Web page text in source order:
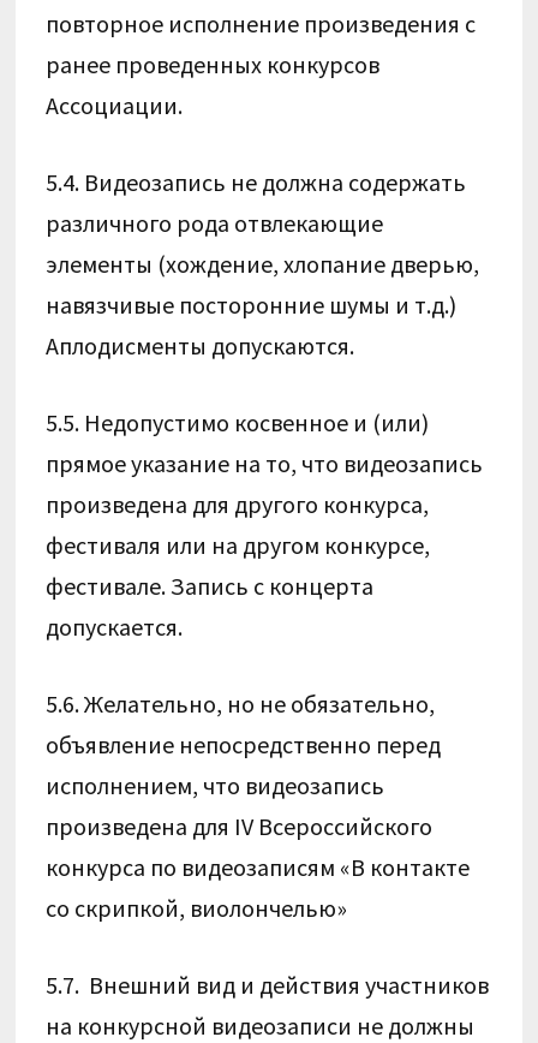
повторное исполнение произведения с
ранее проведенных конкурсов
Ассоциации.
5.4. Видеозапись не должна содержать
различного рода отвлекающие
элементы (хождение, хлопание дверью,
навязчивые посторонние шумы и т.д.)
Аплодисменты допускаются.
5.5. Недопустимо косвенное и (или)
прямое указание на то, что видеозапись
произведена для другого конкурса,
фестиваля или на другом конкурсе,
фестивале. Запись с концерта
допускается.
5.6. Желательно, но не обязательно,
объявление непосредственно перед
исполнением, что видеозапись
произведена для IV Всероссийского
конкурса по видеозаписям «В контакте
со скрипкой, виолончелью»
5.7. Внешний вид и действия участников
на конкурсной видеозаписи не должны